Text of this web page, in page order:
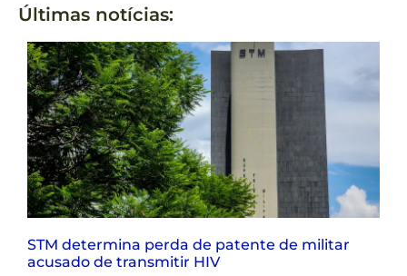
Últimas notícias:
STM determina perda de patente de militar
acusado de transmitir HIV